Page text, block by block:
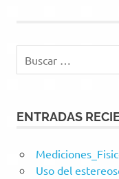
ENTRADAS
Uso del